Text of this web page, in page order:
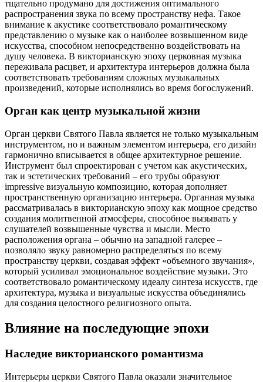
тщательно продумано для достижения оптимального
распространения звука по всему пространству нефа. Такое
внимание к акустике соответствовало романтическому
представлению о музыке как о наиболее возвышенном виде
искусства, способном непосредственно воздействовать на
душу человека. В викторианскую эпоху церковная музыка
переживала расцвет, и архитектура интерьеров должна была
соответствовать требованиям сложных музыкальных
произведений, которые исполнялись во время богослужений.
Орган как центр музыкальной жизни
Орган церкви Святого Павла является не только музыкальным
инструментом, но и важным элементом интерьера, его дизайн
гармонично вписывается в общее архитектурное решение.
Инструмент был спроектирован с учетом как акустических,
так и эстетических требований – его трубы образуют
impressive визуальную композицию, которая дополняет
пространственную организацию интерьера. Органная музыка
рассматривалась в викторианскую эпоху как мощное средство
создания молитвенной атмосферы, способное вызывать у
слушателей возвышенные чувства и мысли. Место
расположения органа – обычно на западной галерее –
позволяло звуку равномерно распределяться по всему
пространству церкви, создавая эффект «объемного звучания»,
который усиливал эмоциональное воздействие музыки. Это
соответствовало романтическому идеалу синтеза искусств, где
архитектура, музыка и визуальные искусства объединялись
для создания целостного религиозного опыта.
Влияние на последующие эпохи
Наследие викторианского романтизма
Интерьеры церкви Святого Павла оказали значительное